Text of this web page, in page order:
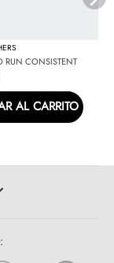
RUN CONSISTENT
AL CARRITO